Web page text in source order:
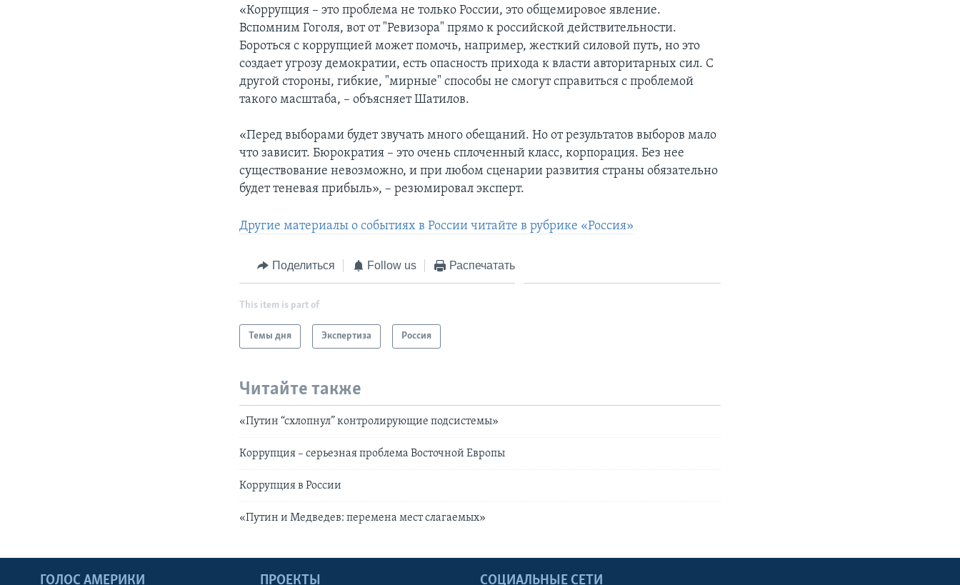
«Коррупция – это проблема не только России, это общемировое явление.
Вспомним Гоголя, вот от "Ревизора" прямо к российской действительности.
Бороться с коррупцией может помочь, например, жесткий силовой путь, но это
создает угрозу демократии, есть опасность прихода к власти авторитарных сил. С
другой стороны, гибкие, "мирные" способы не смогут справиться с проблемой
такого масштаба, – объясняет Шатилов.
«Перед выборами будет звучать много обещаний. Но от результатов выборов мало
что зависит. Бюрократия – это очень сплоченный класс, корпорация. Без нее
существование невозможно, и при любом сценарии развития страны обязательно
будет теневая прибыль», – резюмировал эксперт.
Другие материалы о событиях в России читайте в рубрике «Россия»
Поделиться Follow us Распечатать
This item is part of
Темы дня Экспертиза Россия
Читайте также
«Путин “схлопнул” контролирующие подсистемы»
Коррупция – серьезная проблема Восточной Европы
Коррупция в России
«Путин и Медведев: перемена мест слагаемых»
СОЦИАЛЬНЫЕ СЕТИ
ГОЛОС АМЕРИКИ ПРОЕКТЫ